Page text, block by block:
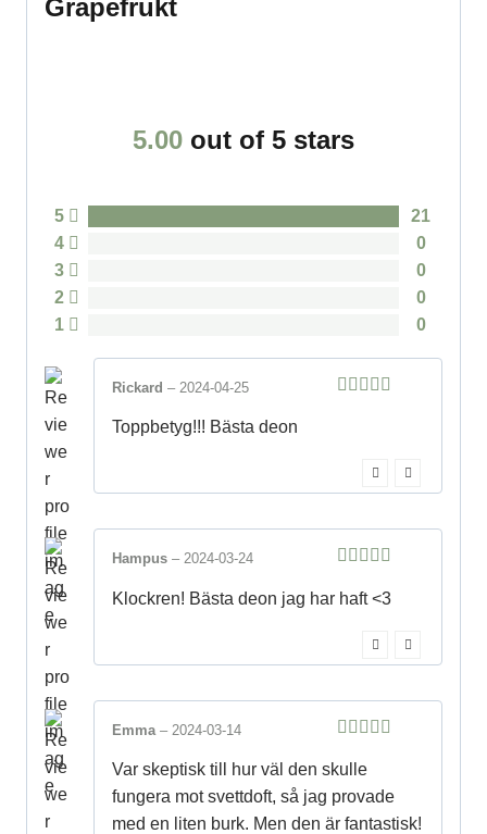
Grapefrukt
5.00 out of 5 stars
5
21
4
0
3
0
2
0
1
0
Rickard – 2024-04-25
Toppbetyg!!! Bästa deon
Hampus – 2024-03-24
Klockren! Bästa deon jag har haft <3
Emma – 2024-03-14
Var skeptisk till hur väl den skulle
fungera mot svettdoft, så jag provade
med en liten burk. Men den är fantastisk!